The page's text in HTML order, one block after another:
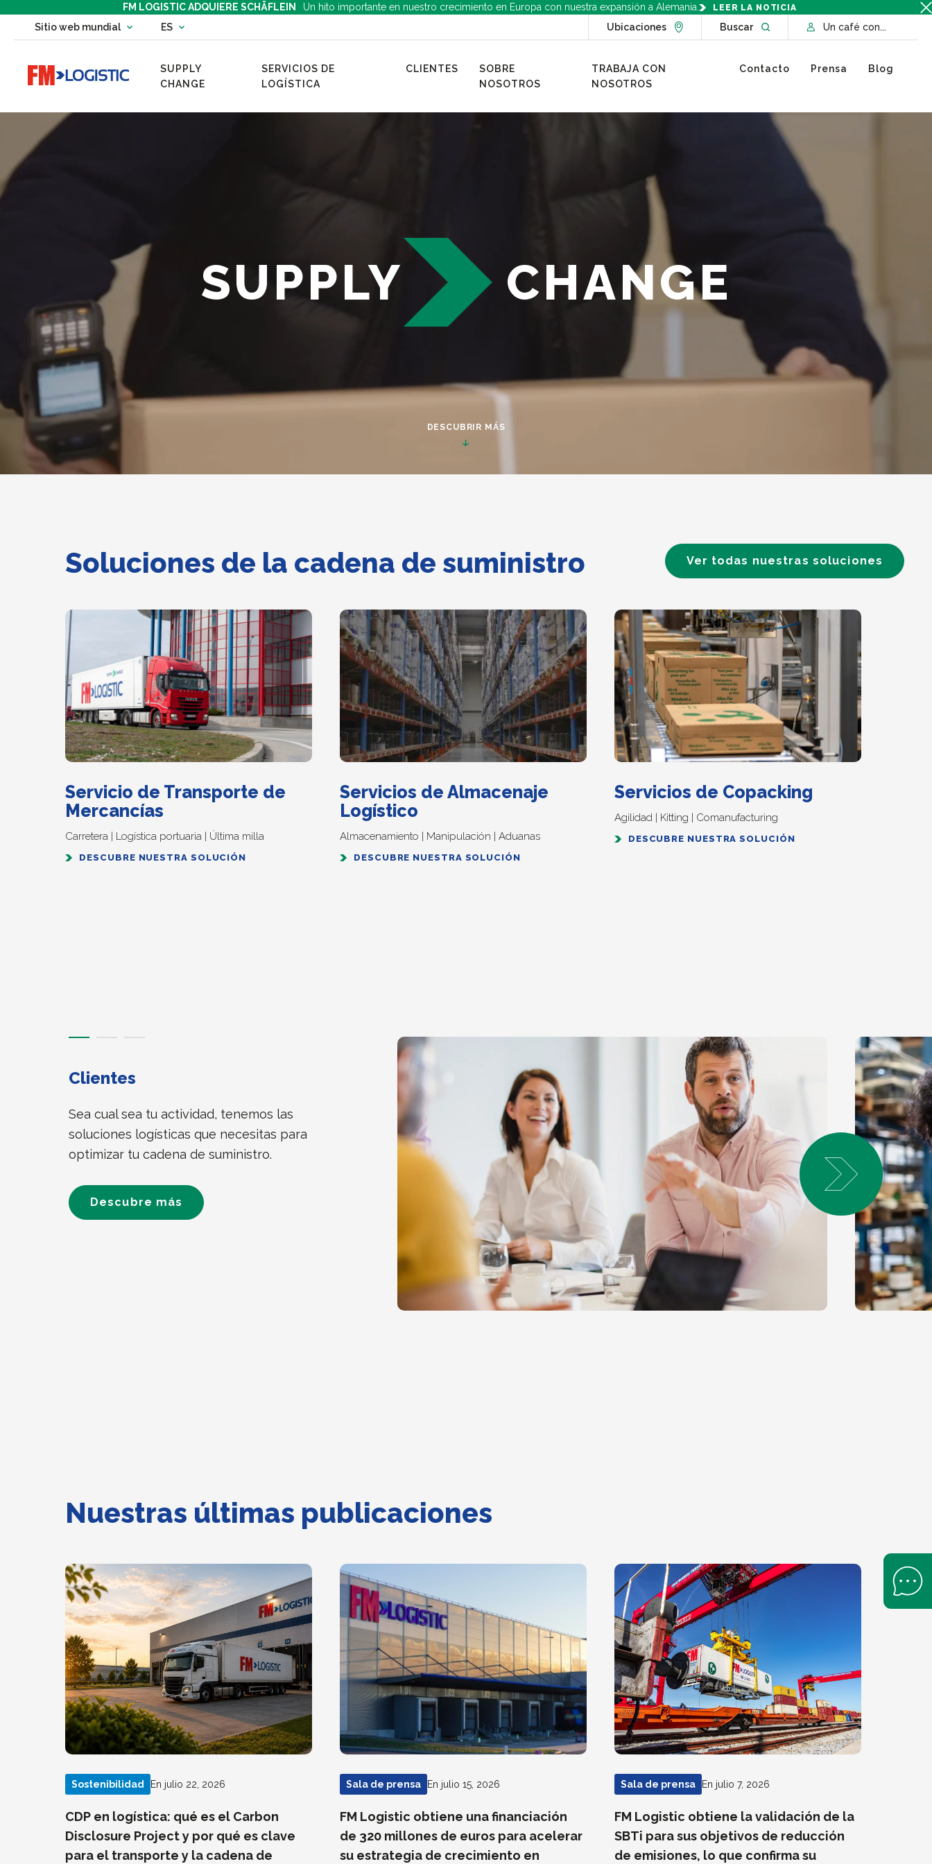
FM LOGISTIC ADQUIERE SCHÄFLEIN Un hito importante en nuestro crecimiento en Europa con nuestra expansión a Alemania. LEER LA NOTICIA
Sitio web mundial Change country website
ES
Change language UbicacionesGo to Locations page
BuscarOpen website searchUn café con...
Go to home page
SUPPLY
CHANGE
SERVICIOS DE
LOGÍSTICA
CLIENTES
SOBRE
NOSOTROS
TRABAJA CON
NOSOTROS
Contacto Prensa Blog
SUPPLY CHANGE
DESCUBRIR MÁS
Soluciones de la cadena de suministro Ver todas nuestras soluciones
Servicio de Transporte de
Mercancías
Carretera | Logística portuaria | Última milla
DESCUBRE NUESTRA SOLUCIÓN
Servicios de Almacenaje
Logístico
Almacenamiento | Manipulación | Aduanas
DESCUBRE NUESTRA SOLUCIÓN
Servicios de Copacking
Agilidad | Kitting | Comanufacturing
DESCUBRE NUESTRA SOLUCIÓN
Clientes
Sea cual sea tu actividad, tenemos las
soluciones logísticas que necesitas para
optimizar tu cadena de suministro.
Descubre más
Nuestras últimas publicaciones
Sostenibilidad En julio 22, 2026
CDP en logística: qué es el Carbon
Disclosure Project y por qué es clave
para el transporte y la cadena de
Sala de prensa En julio 15, 2026
FM Logistic obtiene una financiación
de 320 millones de euros para acelerar
su estrategia de crecimiento en
Sala de prensa En julio 7, 2026
FM Logistic obtiene la validación de la
SBTi para sus objetivos de reducción
de emisiones, lo que confirma su
Open